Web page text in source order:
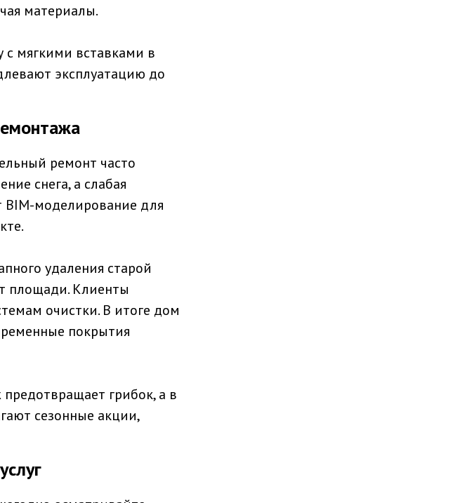
материалы.
мягкими вставками в
эксплуатацию до
ремонт часто
снега, а слабая
BIM-моделирование для
удаления старой
площади. Клиенты
очистки. В итоге дом
покрытия
грибок, а в
сезонные акции,